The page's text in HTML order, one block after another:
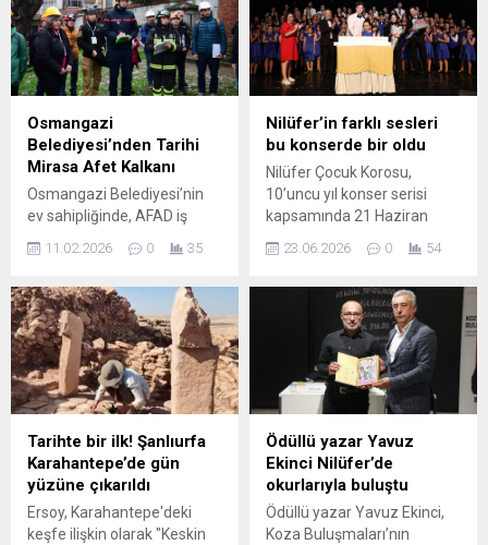
düzenlenen ödül töreninde
konuşan Osmangazi
Belediye Başkanı Erkan
Aydın, “Tüm bu imkanları
başta Mustafa Kemal
Atatürk olmak üzere, bize
bu yolu açanlara borçluyuz.”
dedi. Anadolu’nun makus
Enstitüleri’nin 86. kuruluş...
Mahmutbey Camisi için özel
bir hatıra parası üretti. Bu
tarihi caminin önemini
vurgulayan hatıra parası,
koleksiyoncuların ilgisini
çekecek.
Osmangazi
Belediyesi’nden Tarihi
Mirasa Afet Kalkanı
Osmangazi Belediyesi’nin
ev sahipliğinde, AFAD iş
destekli PROCULTHER-NET
ülkeden uzmanlar, Bursa’da
buluşarak kültürel mirasın
afetlere karşı korunmasına
yönelik uluslararası tatbikat
gerçekleştirdi. Afetlere karşı
dirençli bir kent hedefiyle
pek çok projeyi hayata
geçiren Osmangazi
Belediyesi, İçişleri Bakanlığı
Afet ve Acil Durum Yönetimi
Başkanlığı...
11.02.2026 0 35
Nilüfer’in farklı sesleri
bu konserde bir oldu
Nilüfer Çocuk Korosu,
10’uncu yıl konser serisi
kapsamında 21 Haziran
oturumluk özel bir
karşısına çıktı. Yıl sonu
konserinde çocukların yanı
sıra minikler, gençlik ve
kaizen koroları da sahne
aldı. Nilüfer Belediyesi
bünyesinde çalışmalarını
sürdüren Nilüfer Çocuk
Korosu, kuruluşunun
10’uncu yıldönümünü özel
bir programla kutladı....
23.06.2026 0 54
Tarihte bir ilk! Şanlıurfa
Karahantepe’de gün
yüzüne çıkarıldı
Ersoy, Karahantepe'deki
keşfe ilişkin olarak "Keskin
Ödüllü yazar Yavuz
Ekinci Nilüfer’de
okurlarıyla buluştu
Ödüllü yazar Yavuz Ekinci,
Koza Buluşmaları’nın